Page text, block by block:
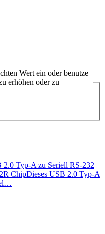
Wert ein oder benutze
erhöhen oder zu
2.0 Typ-A zu Seriell RS-232
ChipDieses USB 2.0 Typ-A